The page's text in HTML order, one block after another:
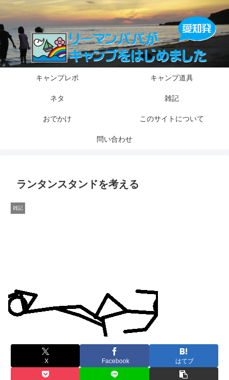
キャンプレポ キャンプ道具
ネタ 雑記
おでかけ このサイトについて
問い合わせ
ランタンスタンドを考える
雑記
X Facebook はてブ